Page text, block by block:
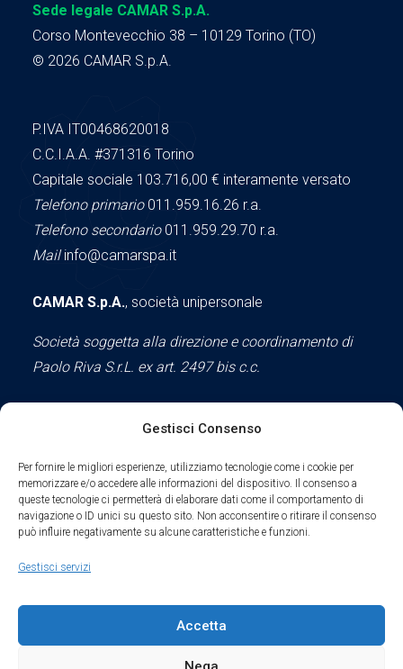
Gestisci Consenso
Per fornire le migliori esperienze, utilizziamo tecnologie come i cookie per
memorizzare e/o accedere alle informazioni del dispositivo. Il consenso a
queste tecnologie ci permetterà di elaborare dati come il comportamento di
navigazione o ID unici su questo sito. Non acconsentire o ritirare il consenso
può influire negativamente su alcune caratteristiche e funzioni.
Gestisci servizi
Accetta
Sede legale CAMAR S.p.A.
Corso Montevecchio 38 – 10129 Torino (TO)
© 2026 CAMAR S.p.A.
P.IVA IT00468620018
C.C.I.A.A. #371316 Torino
Capitale sociale 103.716,00 € interamente versato
Telefono primario011.959.16.26 r.a.
Telefono secondario011.959.29.70 r.a.
Mailinfo@camarspa.it
CAMAR S.p.A., società unipersonale
Società soggetta alla direzione e coordinamento di
Paolo Riva S.r.L. ex art. 2497 bis c.c.
Cookie Policy